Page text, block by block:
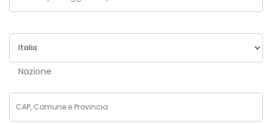
Nazione